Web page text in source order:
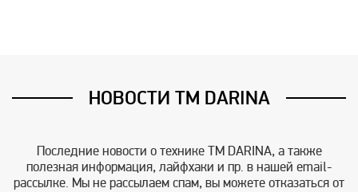
НОВОСТИ TM DARINA
Последние новости о технике TM DARINA, а также
полезная информация, лайфхаки и пр. в нашей email-
рассылке. Мы не рассылаем спам, вы можете отказаться от